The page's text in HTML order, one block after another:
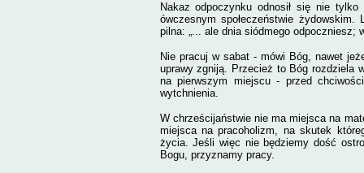
Nakaz odpoczynku odnosił się nie
ówczesnym społeczeństwie
pilna: „... ale dnia siódmego odpoczniesz;
Nie pracuj w sabat - mówi Bóg, nawet
uprawy zgniją. Przecież to Bóg rozdziela
na pierwszym miejscu - przed
wytchnienia.
W chrześcijaństwie nie ma miejsca na
miejsca na pracoholizm, na skutek
życia. Jeśli więc nie będziemy dość
Bogu, przyznamy pracy.